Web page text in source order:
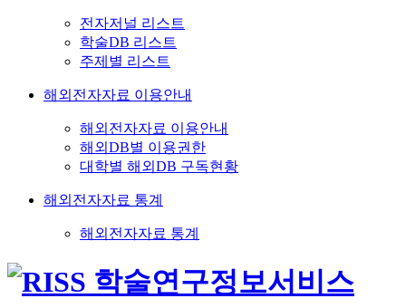
전자저널 리스트
학술DB 리스트
주제별 리스트
해외전자자료 이용안내
해외전자자료 이용안내
해외DB별 이용권한
대학별 해외DB 구독현황
해외전자자료 통계
해외전자자료 통계